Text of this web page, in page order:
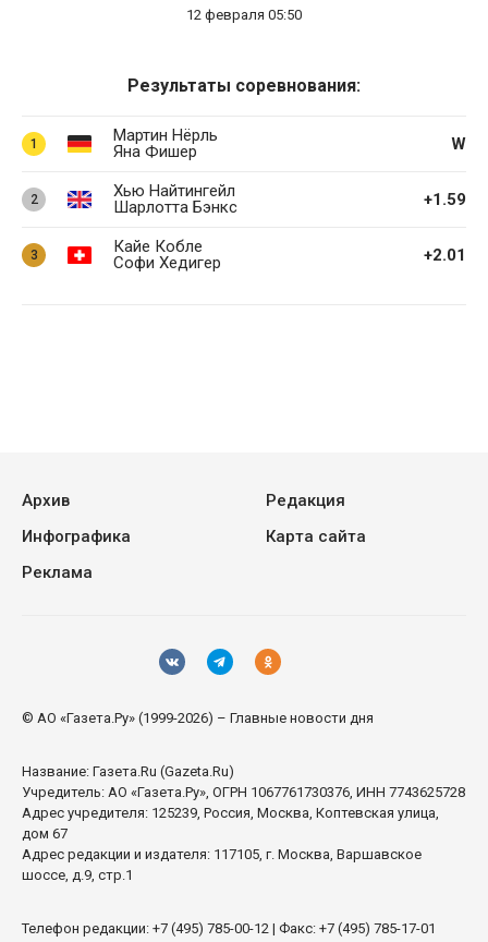
12 февраля 05:50
Результаты соревнования:
1
Мартин Нёрль
Яна Фишер
W
2
Хью Найтингейл
Шарлотта Бэнкс
+1.59
3
Кайе Кобле
Софи Хедигер
+2.01
Архив
Редакция
Инфографика
Карта сайта
Реклама
© АО «Газета.Ру» (1999-2026) – Главные новости дня
Название: Газета.Ru (Gazeta.Ru)
Учредитель: АО «Газета.Ру», ОГРН 1067761730376, ИНН 7743625728
Адрес учредителя: 125239, Россия, Москва, Коптевская улица,
дом 67
Адрес редакции и издателя: 117105, г. Москва, Варшавское
шоссе, д.9, стр.1
Телефон редакции: +7 (495) 785-00-12 | Факс: +7 (495) 785-17-01